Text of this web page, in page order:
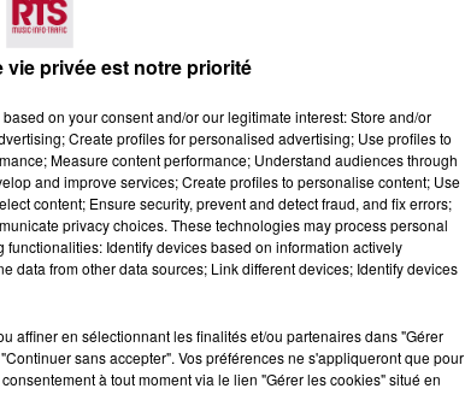
Voir plus
vie privée est notre priorité
on your consent and/or our legitimate interest: Store and/or
Create profiles for personalised advertising; Use profiles to
Measure content performance; Understand audiences through
and improve services; Create profiles to personalise content; Use
content; Ensure security, prevent and detect fraud, and fix errors;
privacy choices. These technologies may process personal
Identify devices based on information actively
data from other data sources; Link different devices; Identify devices
affiner en sélectionnant les finalités et/ou partenaires dans "Gérer
sans accepter". Vos préférences ne s'appliqueront que pour
à tout moment via le lien "Gérer les cookies" situé en